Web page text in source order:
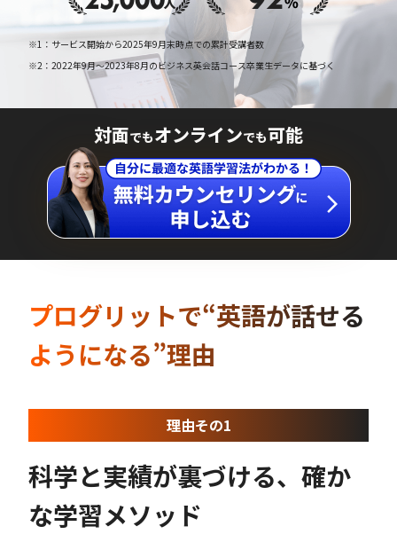
※1：サービス開始から2025年9月末時点での累計受講者数
※2：2022年9月～2023年8月のビジネス英会話コース卒業生データに基づく
対面でもオンラインでも可能
プログリットで“英語が話せる
ようになる”理由
理由その1
科学と実績が裏づける、確か
な学習メソッド